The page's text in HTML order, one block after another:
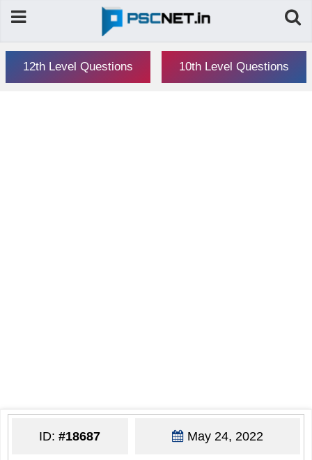
12th Level Questions 10th Level Questions
ID:#18687 May 24, 2022